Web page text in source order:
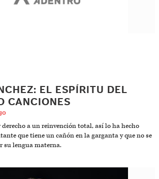
EL ESPÍRITU DEL
CANCIONES
a un reinvención total, así lo ha hecho
que tiene un cañón en la garganta y que no se
su lengua materna.